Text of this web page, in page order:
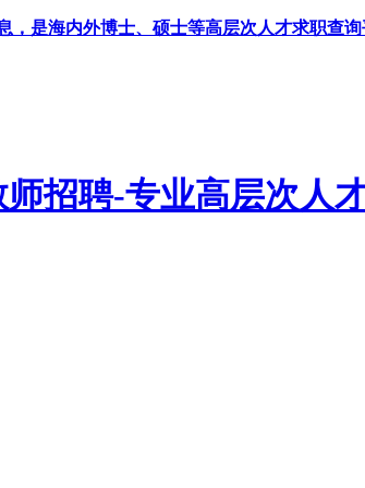
，是海内外博士、硕士等高层次人才求职查